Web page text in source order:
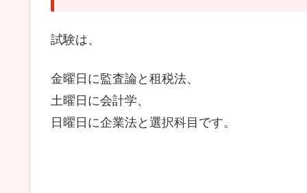
試験は、
金曜日に監査論と租税法、
土曜日に会計学、
日曜日に企業法と選択科目です。